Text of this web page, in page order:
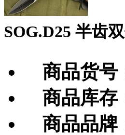
SOG.D25 半齿
商品货号
商品库存
商品品牌